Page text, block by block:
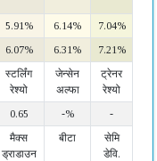
5.91% 6.14%
7.04%
6.07% 6.31% 7.21%
स्टर्लिंग
रेश्यो
जेन्सेन
अल्फा
ट्रेनर
रेश्यो
0.65 -% -
मैक्स
ड्राडाउन
बीटा
सेमि
डेवि.